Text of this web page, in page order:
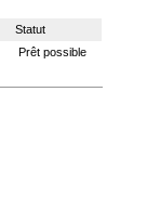
Statut
Prêt possible